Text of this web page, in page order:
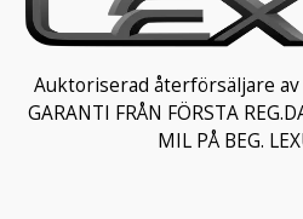
Auktoriserad återförsäljare av
GARANTI FRÅN FÖRSTA
MIL PÅ BEG.